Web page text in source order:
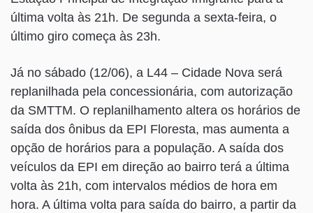
última volta às 21h. De segunda a sexta-feira, o
último giro começa às 23h.
Já no sábado (12/06), a L44 – Cidade Nova será
replanilhada pela concessionária, com autorização
da SMTTM. O replanilhamento altera os horários de
saída dos ônibus da EPI Floresta, mas aumenta a
opção de horários para a população. A saída dos
veículos da EPI em direção ao bairro terá a última
volta às 21h, com intervalos médios de hora em
hora. A última volta para saída do bairro, a partir da